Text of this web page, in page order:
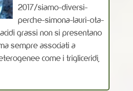
2017/siamo-diversi-
perche-simona-lauri-ota-
grassi non si presentano
sempre associati a
come i trigliceridi,